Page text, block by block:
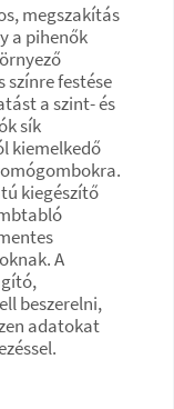
megszakítás
a pihenők
festése
a szint- és
sík
kiemelkedő
kiegészítő
A
beszerelni,
adatokat